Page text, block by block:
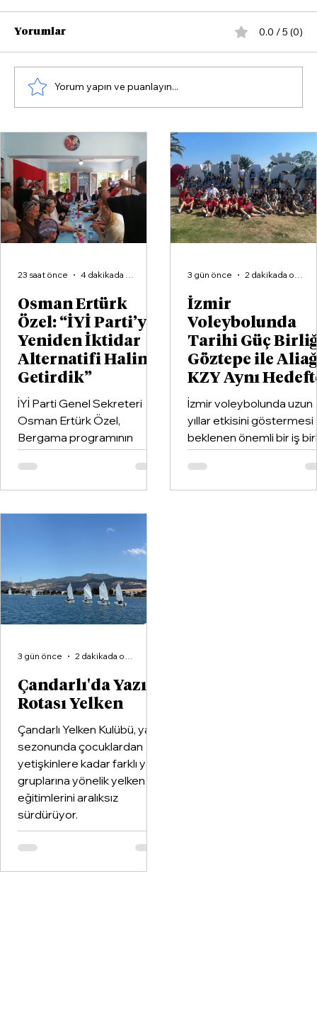
Osman Ertürk
Özel: “İYİ Parti’yi
Yeniden İktidar
Alternatifi Haline
Getirdik”
İYİ Parti Genel Sekreteri
Osman Ertürk Özel,
Bergama programının
ardından geldiği Dikili’de
partisinin ilçe teşkilatıyla
buluştu.
23 saat önce 4 dakikada okunur
İzmir
Voleybolunda
Tarihi Güç
Göztepe ile
KZY Aynı
İzmir voleybolunda uzun
yıllar etkisini göstermesi
beklenen önemli bir iş
hayata geçirildi. Kentin
kulüplerinden Göztepe
Spor Kulübü ile İzmir'in en
3 gün önce 2 dakikada okunur
Çandarlı'da Yazın
Rotası Yelken
Çandarlı Yelken Kulübü, yaz
sezonunda çocuklardan
yetişkinlere kadar farklı yaş
gruplarına yönelik yelken
eğitimlerini aralıksız
sürdürüyor.
3 gün önce 2 dakikada okunur
Türkiye’nin Yerli Klasiği Anadol,
Balçova’da Görücüye Çıkıyor
Yorumlar 0.0 / 5 (0)
Yorum yapın ve puanlayın...